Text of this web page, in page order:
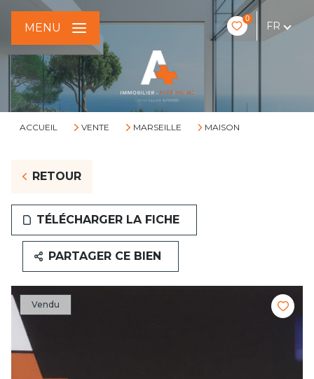
0
FR
MENU
ACCUEIL VENTE MARSEILLE MAISON
RETOUR
TÉLÉCHARGER LA FICHE
PARTAGER CE BIEN
Vendu